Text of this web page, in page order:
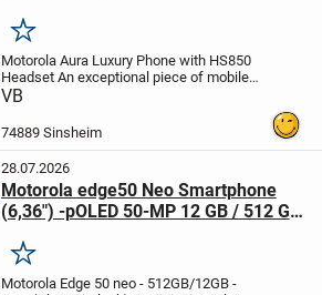
Merken
Motorola Aura Luxury Phone with HS850
HeadsetAn exceptional piece of mobile
technology: the Motorola Aura in the rotary
timeless aesthetics. A distinctive...
VB
74889 Sinsheim
28.07.2026
Motorola edge50 Neo Smartphone
(6,36") -pOLED 50-MP 12 GB / 512 GB
Merken
Motorola Edge 50 neo - 512GB/12GB -